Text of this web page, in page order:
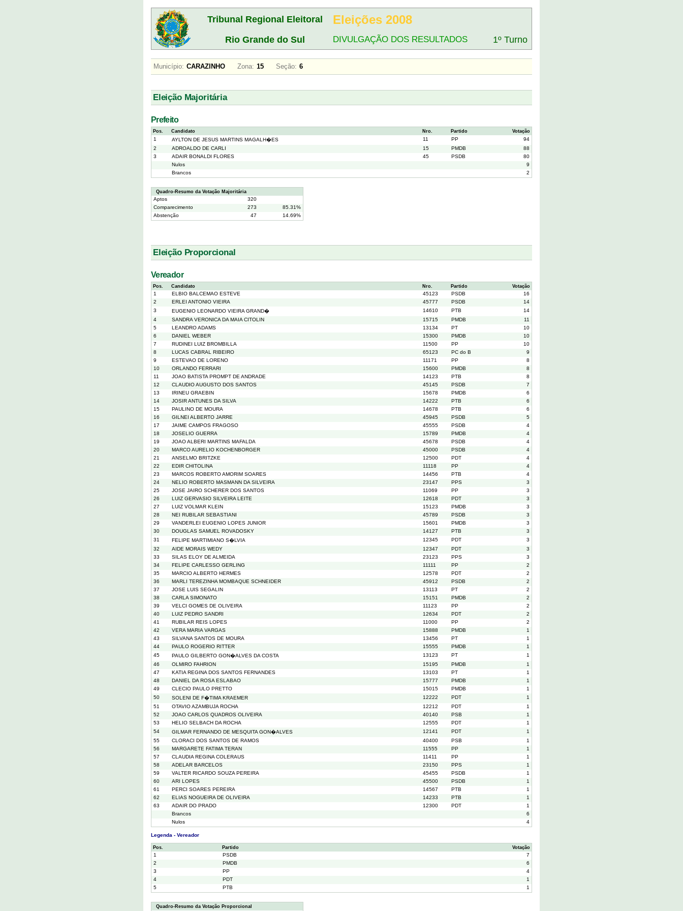
Tribunal Regional Eleitoral Eleições 2008
Rio Grande do Sul DIVULGAÇÃO DOS RESULTADOS 1º Turno
Município: CARAZINHO Zona: 15 Seção: 6
Eleição Majoritária
Prefeito
Pos. Candidato Nro. Partido Votação
1 AYLTON DE JESUS MARTINS MAGALH�ES 11 PP
94
2
ADROALDO DE CARLI 15 PMDB
88
3
ADAIR BONALDI FLORES 45 PSDB
80
Nulos
9
Brancos
2
Quadro-Resumo da Votação Majoritária
Aptos
320
Comparecimento
273
85.31%
Abstenção
47 14.69%
Eleição Proporcional
Vereador
Pos. Candidato Nro. Partido Votação
1 ELBIO BALCEMAO ESTEVE 45123 PSDB
16
2
ERLEI ANTONIO VIEIRA 45777 PSDB
14
3
EUGENIO LEONARDO VIEIRA GRAND� 14610 PTB
14
4
SANDRA VERONICA DA MAIA CITOLIN 15715 PMDB
11
5
LEANDRO ADAMS 13134 PT
10
6
DANIEL WEBER 15300 PMDB
10
7
RUDINEI LUIZ BROMBILLA 11500 PP
10
8
LUCAS CABRAL RIBEIRO 65123 PC do B
9
9
ESTEVAO DE LORENO 11171 PP
8
10
ORLANDO FERRARI 15600 PMDB
8
11
JOAO BATISTA PROMPT DE ANDRADE 14123 PTB
8
12
CLAUDIO AUGUSTO DOS SANTOS 45145 PSDB
7
13
IRINEU GRAEBIN 15678 PMDB
6
14
JOSIR ANTUNES DA SILVA 14222 PTB
6
15
PAULINO DE MOURA 14678 PTB
6
16
GILNEI ALBERTO JARRE 45945 PSDB
5
17
JAIME CAMPOS FRAGOSO 45555 PSDB
4
18
JOSELIO GUERRA 15789 PMDB
4
19
JOAO ALBERI MARTINS MAFALDA 45678 PSDB
4
20
MARCO AURELIO KOCHENBORGER 45000 PSDB
4
21
ANSELMO BRITZKE 12500 PDT
4
22
EDIR CHITOLINA 11118 PP
4
23
MARCOS ROBERTO AMORIM SOARES 14456 PTB
4
24
NELIO ROBERTO MASMANN DA SILVEIRA 23147 PPS
3
25
JOSE JAIRO SCHERER DOS SANTOS 11069 PP
3
26
LUIZ GERVASIO SILVEIRA LEITE 12618 PDT
3
27
LUIZ VOLMAR KLEIN 15123 PMDB
3
28
NEI RUBILAR SEBASTIANI 45789 PSDB
3
29
VANDERLEI EUGENIO LOPES JUNIOR 15601 PMDB
3
30
DOUGLAS SAMUEL ROVADOSKY 14127 PTB
3
31
FELIPE MARTIMIANO S�LVIA 12345 PDT
3
32
AIDE MORAIS WEDY 12347 PDT
3
33
SILAS ELOY DE ALMEIDA 23123 PPS
3
34
FELIPE CARLESSO GERLING 11111 PP
2
35
MARCIO ALBERTO HERMES 12578 PDT
2
36
MARLI TEREZINHA MOMBAQUE SCHNEIDER 45912 PSDB
2
37
JOSE LUIS SEGALIN 13113 PT
2
38
CARLA SIMONATO 15151 PMDB
2
39
VELCI GOMES DE OLIVEIRA 11123 PP
2
40
LUIZ PEDRO SANDRI 12634 PDT
2
41
RUBILAR REIS LOPES 11000 PP
2
42
VERA MARIA VARGAS 15888 PMDB
1
43
SILVANA SANTOS DE MOURA 13456 PT
1
44
PAULO ROGERIO RITTER 15555 PMDB
1
45
PAULO GILBERTO GON�ALVES DA COSTA 13123 PT
1
46
OLMIRO FAHRION 15195 PMDB
1
47
KATIA REGINA DOS SANTOS FERNANDES 13103 PT
1
48
DANIEL DA ROSA ESLABAO 15777 PMDB
1
49
CLECIO PAULO PRETTO 15015 PMDB
1
50
SOLENI DE F�TIMA KRAEMER 12222 PDT
1
51
OTAVIO AZAMBUJA ROCHA 12212 PDT
1
52
JOAO CARLOS QUADROS OLIVEIRA 40140 PSB
1
53
HELIO SELBACH DA ROCHA 12555 PDT
1
54
GILMAR FERNANDO DE MESQUITA GON�ALVES 12141 PDT
1
55
CLORACI DOS SANTOS DE RAMOS 40400 PSB
1
56
MARGARETE FATIMA TERAN 11555 PP
1
57
CLAUDIA REGINA COLERAUS 11411 PP
1
58
ADELAR BARCELOS 23150 PPS
1
59
VALTER RICARDO SOUZA PEREIRA 45455 PSDB
1
60
ARI LOPES 45500 PSDB
1
61
PERCI SOARES PEREIRA 14567 PTB
1
62
ELIAS NOGUEIRA DE OLIVEIRA 14233 PTB
1
63
ADAIR DO PRADO 12300 PDT
1
Brancos
6
Nulos
4
Legenda - Vereador
Pos. Partido Votação
1 PSDB
7
2
PMDB
6
3
PP
4
4
PDT
1
5
PTB 1
Quadro-Resumo da Votação Proporcional